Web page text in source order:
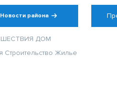
Новости района
ДОМ
Строительство Жилье